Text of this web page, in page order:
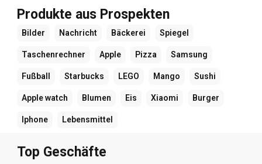
Produkte aus Prospekten
Bilder Nachricht Bäckerei Spiegel
Taschenrechner Apple Pizza Samsung
Fußball Starbucks LEGO Mango Sushi
Apple watch Blumen Eis Xiaomi Burger
Iphone Lebensmittel
Top Geschäfte